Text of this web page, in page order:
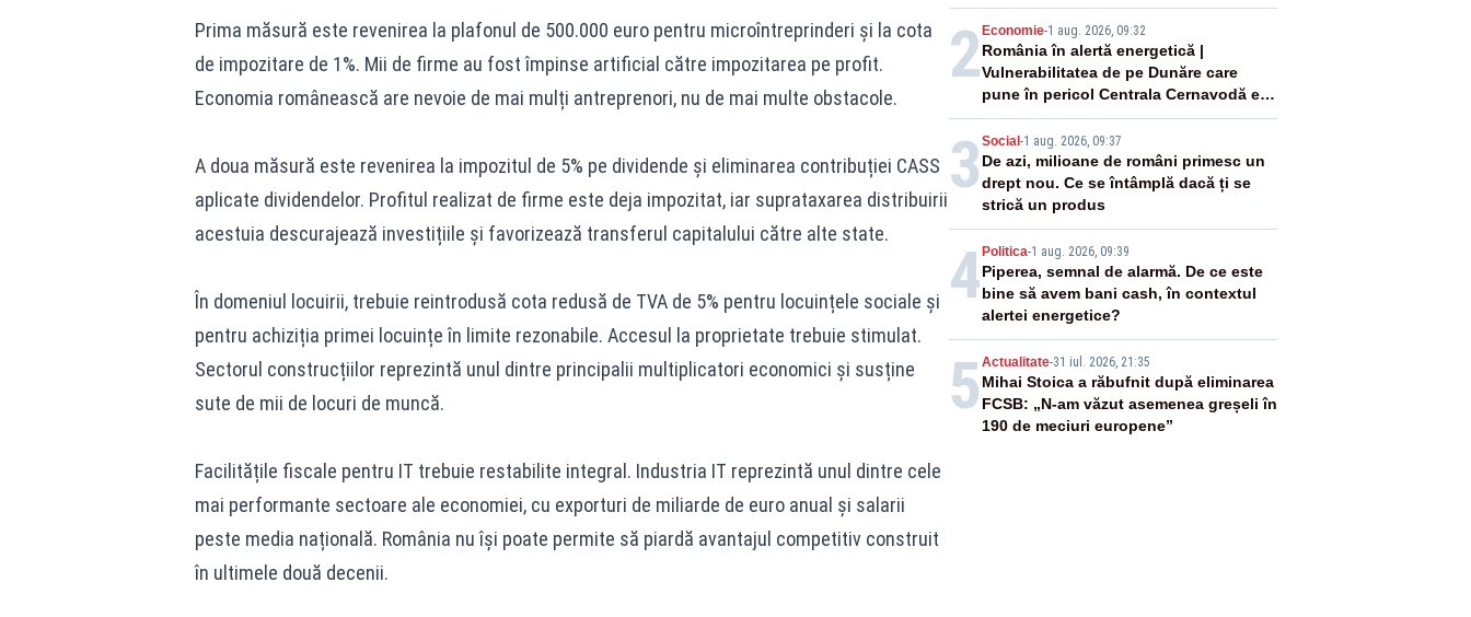
Prima măsură este revenirea la plafonul de 500.000 euro pentru microîntreprinderi și la cota
de impozitare de 1%. Mii de firme au fost împinse artificial către impozitarea pe profit.
Economia românească are nevoie de mai mulți antreprenori, nu de mai multe obstacole.
A doua măsură este revenirea la impozitul de 5% pe dividende și eliminarea contribuției CASS
aplicate dividendelor. Profitul realizat de firme este deja impozitat, iar suprataxarea distribuirii
acestuia descurajează investițiile și favorizează transferul capitalului către alte state.
În domeniul locuirii, trebuie reintrodusă cota redusă de TVA de 5% pentru locuințele sociale și
pentru achiziția primei locuințe în limite rezonabile. Accesul la proprietate trebuie stimulat.
Sectorul construcțiilor reprezintă unul dintre principalii multiplicatori economici și susține
sute de mii de locuri de muncă.
Facilitățile fiscale pentru IT trebuie restabilite integral. Industria IT reprezintă unul dintre cele
mai performante sectoare ale economiei, cu exporturi de miliarde de euro anual și salarii
peste media națională. România nu își poate permite să piardă avantajul competitiv construit
în ultimele două decenii.
negativă
2Economie-1 aug. 2026, 09:32
România în alertă energetică |
Vulnerabilitatea de pe Dunăre care
pune în pericol Centrala Cernavodă era
cunoscută de pe vremea lui Ceaușescu
3 Social-1 aug. 2026, 09:37
De azi, milioane de români primesc un
drept nou. Ce se întâmplă dacă ți se
strică un produs
4Politica-1 aug. 2026, 09:39
Piperea, semnal de alarmă. De ce este
bine să avem bani cash, în contextul
alertei energetice?
5 Actualitate-31 iul. 2026, 21:35
Mihai Stoica a răbufnit după eliminarea
FCSB: „N-am văzut asemenea greșeli în
190 de meciuri europene”